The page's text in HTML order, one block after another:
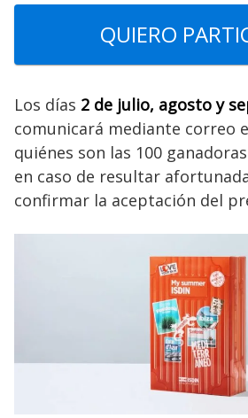
QUIERO
Los días 2 de julio, agosto y
comunicará mediante correo
quiénes son las 100
en caso de resultar
confirmar la aceptación del